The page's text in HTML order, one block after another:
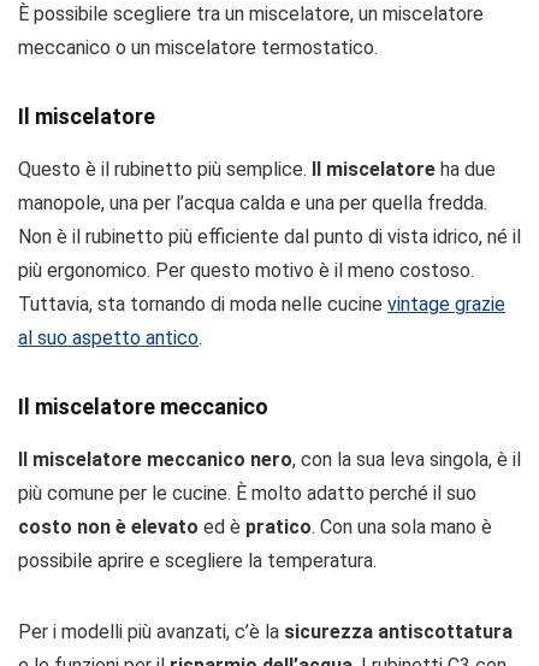
È possibile scegliere tra un miscelatore, un miscelatore
meccanico o un miscelatore termostatico.
Il miscelatore
Questo è il rubinetto più semplice. Il miscelatore ha due
manopole, una per l’acqua calda e una per quella fredda.
Non è il rubinetto più efficiente dal punto di vista idrico, né il
più ergonomico. Per questo motivo è il meno costoso.
Tuttavia, sta tornando di moda nelle cucine vintage grazie
al suo aspetto antico.
Il miscelatore meccanico
Il miscelatore meccanico nero, con la sua leva singola, è il
più comune per le cucine. È molto adatto perché il suo
costo non è elevato ed è pratico. Con una sola mano è
possibile aprire e scegliere la temperatura.
Per i modelli più avanzati, c’è la sicurezza antiscottatura